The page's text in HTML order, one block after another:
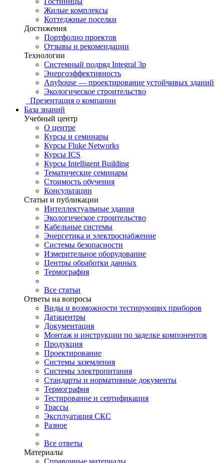
Жилые комплексы
Коттеджные поселки
Достижения
Портфолио проектов
Отзывы и рекомендации
Технологии
Системный подряд Integral 3p
Энергоэффективность
Anyhouse — проектирование устойчивых зданий
Экологическое строительство
Презентация о компании
База знаний
Учебный центр
О центре
Курсы и семинары
Курсы Fluke Networks
Курсы ICS
Курсы Intelligent Building
Тематические семинары
Стоимость обучения
Консультации
Статьи и публикации
Интеллектуальные здания
Экологическое строительство
Кабельные системы
Энергетика и электроснабжение
Системы безопасности
Измерительное оборудование
Центры обработки данных
Термография
Все статьи
Ответы на вопросы
Виды и возможности тестирующих приборов
Датацентры
Документация
Монтаж и инструкции по заделке компонентов
Продукция
Проектирование
Системы заземления
Системы электропитания
Стандарты и нормативные документы
Термография
Тестирование и сертификация
Трассы
Эксплуатация СКС
Разное
Все ответы
Материалы
Справочные материалы